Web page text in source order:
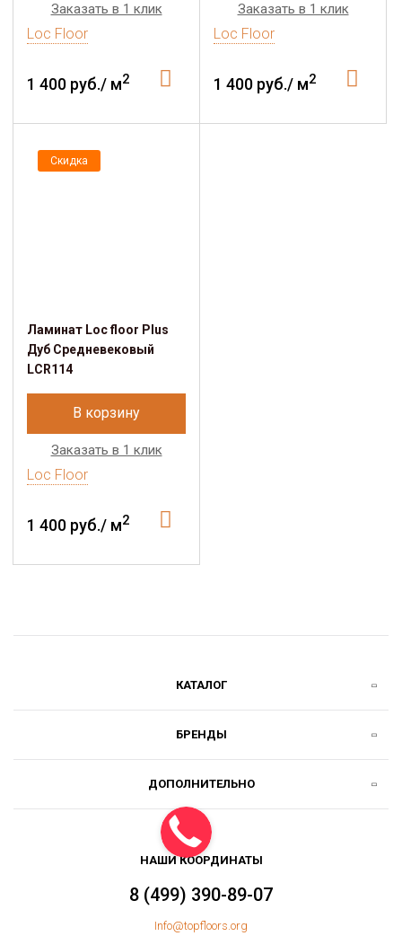
Заказать в 1 клик
Loc Floor
1 400 руб./ м2
Заказать в 1 клик
Loc Floor
1 400 руб./ м2
Скидка
Ламинат Loc floor Plus
Дуб Средневековый
LCR114
В корзину
Заказать в 1 клик
Loc Floor
1 400 руб./ м2
КАТАЛОГ
БРЕНДЫ
ДОПОЛНИТЕЛЬНО
НАШИ КООРДИНАТЫ
8 (499) 390-89-07
Info@topfloors.org